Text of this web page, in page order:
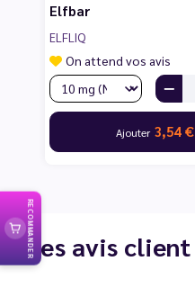
Elfbar
ELFLIQ
On attend vos avis
Ajouter 3,54 €
Les avis client
RECOMMANDER